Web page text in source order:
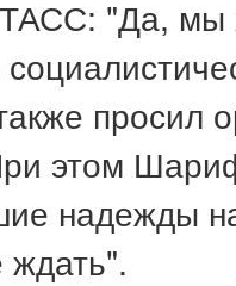
"Да, мы
просил
этом
надежды